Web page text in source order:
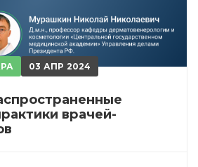
03 АПР 2024
врачей-